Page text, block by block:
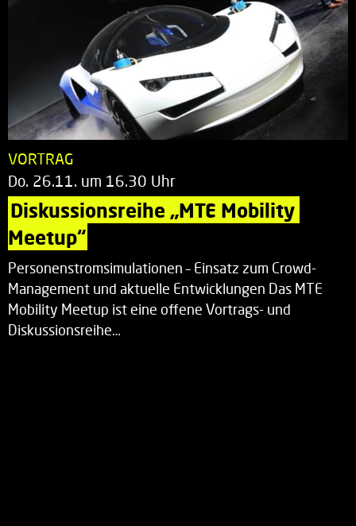
VORTRAG
Do. 26.11. um 16.30 Uhr
Diskussionsreihe „MTE Mobility
Meetup“
Personenstromsimulationen – Einsatz zum Crowd-
Management und aktuelle Entwicklungen Das MTE
Mobility Meetup ist eine offene Vortrags- und
Diskussionsreihe…